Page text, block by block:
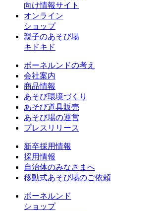
向け情報サイト
オンライン
ショップ
親子のあそび場
キドキド
ボーネルンドの考え
会社案内
商品情報
あそび環境づくり
あそび道具販売
あそび場の運営
プレスリリース
新卒採用情報
採用情報
自治体のみなさまへ
移動式あそび場のご依頼
ボーネルンド
ショップ